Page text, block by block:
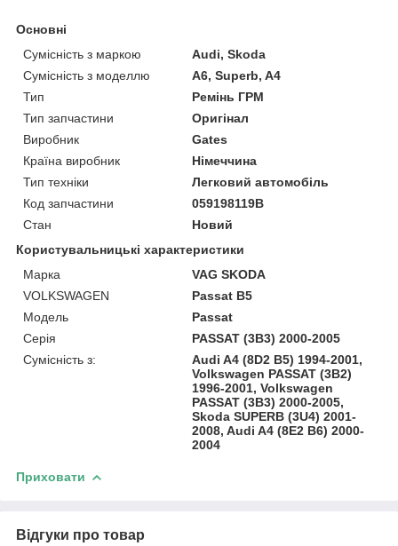
Основні
Сумісність з маркою
Audi, Skoda
Сумісність з моделлю
A6, Superb, A4
Тип
Ремінь ГРМ
Тип запчастини
Оригінал
Виробник
Gates
Країна виробник
Німеччина
Тип техніки
Легковий автомобіль
Код запчастини
059198119B
Стан
Новий
Користувальницькі характеристики
Марка
VAG SKODA
VOLKSWAGEN
Passat B5
Модель
Passat
Серія
PASSAT (3B3) 2000-2005
Сумісність з:
Audi A4 (8D2 B5) 1994-2001,
Volkswagen PASSAT (3B2)
1996-2001, Volkswagen
PASSAT (3B3) 2000-2005,
Skoda SUPERB (3U4) 2001-
2008, Audi A4 (8E2 B6) 2000-
2004
Приховати
Відгуки про товар